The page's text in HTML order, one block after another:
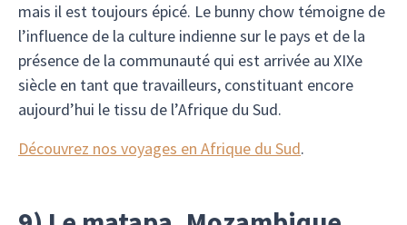
mais il est toujours épicé. Le bunny chow témoigne de
l’influence de la culture indienne sur le pays et de la
présence de la communauté qui est arrivée au XIXe
siècle en tant que travailleurs, constituant encore
aujourd’hui le tissu de l’Afrique du Sud.
Découvrez nos voyages en Afrique du Sud.